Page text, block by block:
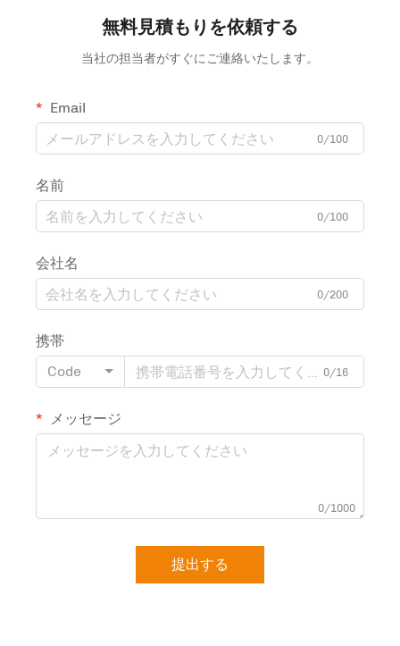
無料見積もりを依頼する
当社の担当者がすぐにご連絡いたします。
Email
0/100
名前
0/100
会社名
0/200
携帯
Code
0/16
メッセージ
0/1000
提出する